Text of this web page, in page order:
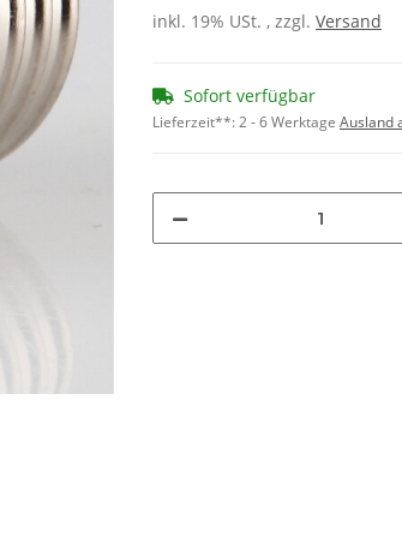
inkl. 19% USt. , zzgl. Versand
Sofort verfügbar
Lieferzeit**:2 - 6 Werktage Ausland